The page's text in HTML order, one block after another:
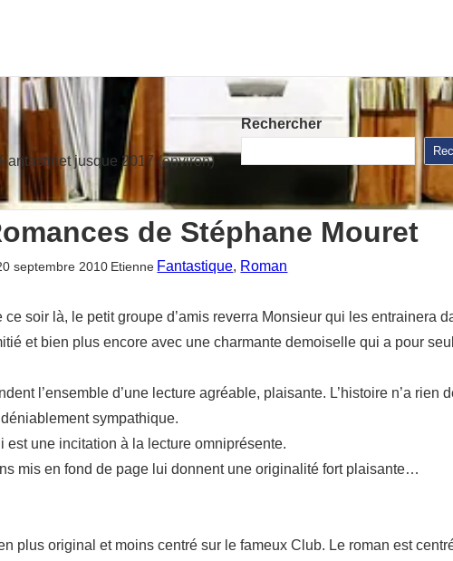
jusque 2017 (environ)
Rechercher
de Stéphane Mouret
septembre 2010 Etienne Fantastique, Roman
ce soir là, le petit groupe d’amis reverra Monsieur qui les entrainera
et bien plus encore avec une charmante demoiselle qui a pour
l’ensemble d’une lecture agréable, plaisante. L’histoire n’a rien
sympathique.
est une incitation à la lecture omniprésente.
mis en fond de page lui donnent une originalité fort plaisante…
plus original et moins centré sur le fameux Club. Le roman est